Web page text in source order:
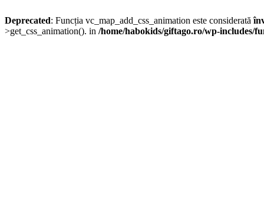
Deprecated: Funcția vc_map_add_css_animation este considerată
>get_css_animation(). in /home/habokids/giftago.ro/wp-includes/